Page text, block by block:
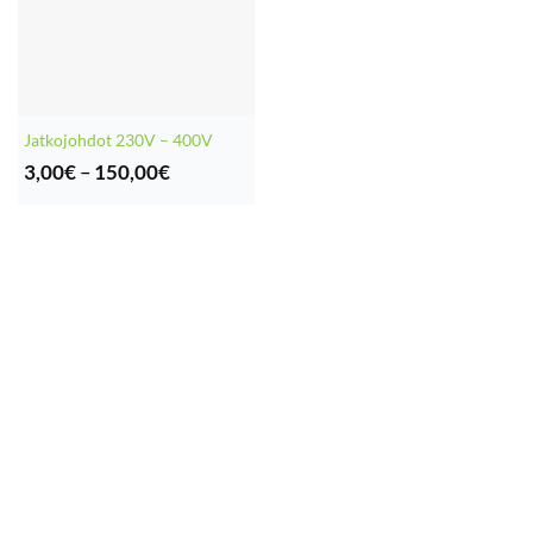
Jatkojohdot 230V – 400V
3,00€ – 150,00€Hintaluokka: